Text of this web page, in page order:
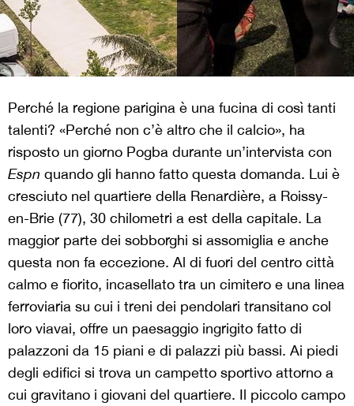
Perché la regione parigina è una fucina di così tanti
talenti? «Perché non c’è altro che il calcio», ha
risposto un giorno Pogba durante un’intervista con
Espn quando gli hanno fatto questa domanda. Lui è
cresciuto nel quartiere della Renardière, a Roissy-
en-Brie (77), 30 chilometri a est della capitale. La
maggior parte dei sobborghi si assomiglia e anche
questa non fa eccezione. Al di fuori del centro città
calmo e fiorito, incasellato tra un cimitero e una linea
ferroviaria su cui i treni dei pendolari transitano col
loro viavai, offre un paesaggio ingrigito fatto di
palazzoni da 15 piani e di palazzi più bassi. Ai piedi
degli edifici si trova un campetto sportivo attorno a
cui gravitano i giovani del quartiere. Il piccolo campo